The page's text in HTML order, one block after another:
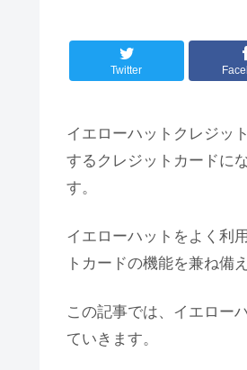
Twitter
イエローハットクレジッ
するクレジットカードに
す。
イエローハットをよく利
トカードの機能を兼ね備
この記事では、イエロー
ていきます。